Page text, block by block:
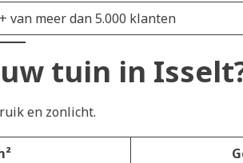
van meer dan 5.000 klanten
tuin in
en zonlicht.